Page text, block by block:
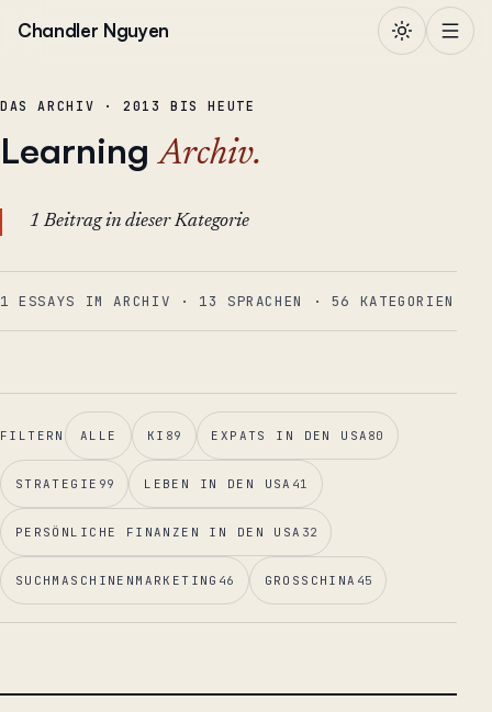
Chandler Nguyen
DAS ARCHIV · 2013 BIS HEUTE
Learning Archiv.
1 Beitrag in dieser Kategorie
1 ESSAYS IM ARCHIV · 13 SPRACHEN · 56 KATEGORIEN
FILTERN ALLE KI 89 EXPATS IN DEN USA 80
STRATEGIE 99 LEBEN IN DEN USA 41
PERSÖNLICHE FINANZEN IN DEN USA 32
SUCHMASCHINENMARKETING 46 GROSSCHINA 45